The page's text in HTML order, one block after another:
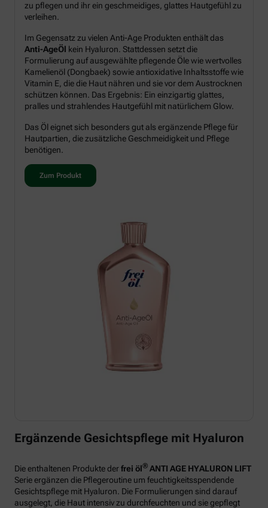
zu pflegen und ihr ein geschmeidiges, glattes Hautgefühl zu
verleihen.
Im Gegensatz zu vielen Anti-Age Produkten enthält das
Anti-AgeÖl kein Hyaluron. Stattdessen setzt die
Formulierung auf ausgewählte pflegende Öle wie wertvolles
Kamelienöl (Dongbaek) sowie antioxidative Inhaltsstoffe wie
Vitamin E, die die Haut nähren und sie vor dem Austrocknen
schützen können. Das Ergebnis: Ein einzigartig glattes,
pralles und strahlendes Hautgefühl mit natürlichem Glow.
Das Öl eignet sich besonders gut als ergänzende Pflege für
Hautpartien, die zusätzliche Geschmeidigkeit und Pflege
benötigen.
Zum Produkt
Ergänzende Gesichtspflege mit Hyaluron
Die enthaltenen Produkte derfrei öl® ANTI AGE HYALURON LIFT
Serie ergänzen die Pflegeroutine um feuchtigkeitsspendende
Gesichtspflege mit Hyaluron. Die Formulierungen sind darauf
ausgelegt, die Haut intensiv zu durchfeuchten und sie gepflegt